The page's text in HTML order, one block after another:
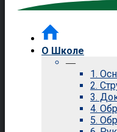
О Школе
—
1.
2.
3.
4.
5.